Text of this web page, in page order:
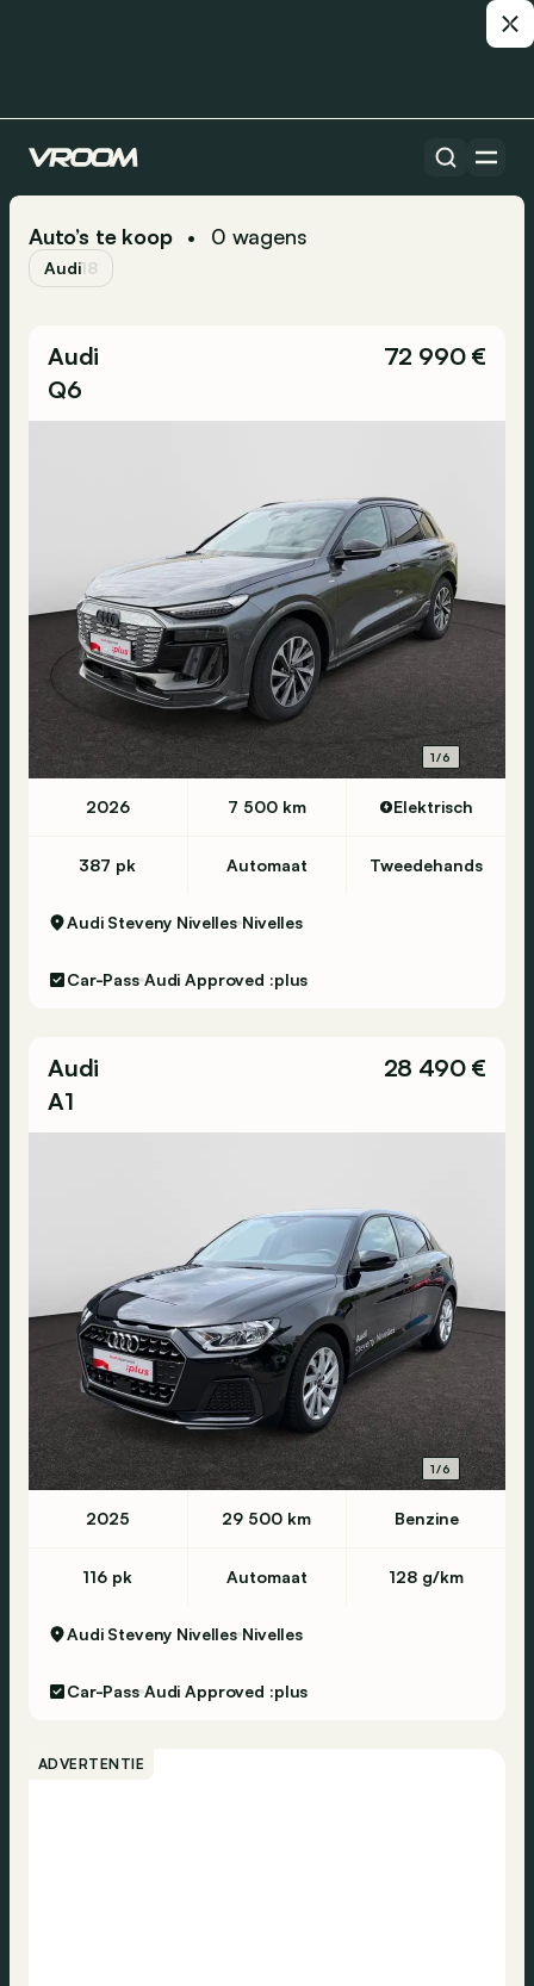
Auto’s te koop • 0 wagens
Audi18
Audi
Q6
72 990 €
1/6
2026 7 500 km Elektrisch
387 pk Automaat Tweedehands
Audi Steveny Nivelles Nivelles
Car-Pass Audi Approved :plus
Audi
A1
28 490 €
1/6
2025 29 500 km Benzine
116 pk Automaat 128 g/km
Audi Steveny Nivelles Nivelles
Car-Pass Audi Approved :plus
ADVERTENTIE